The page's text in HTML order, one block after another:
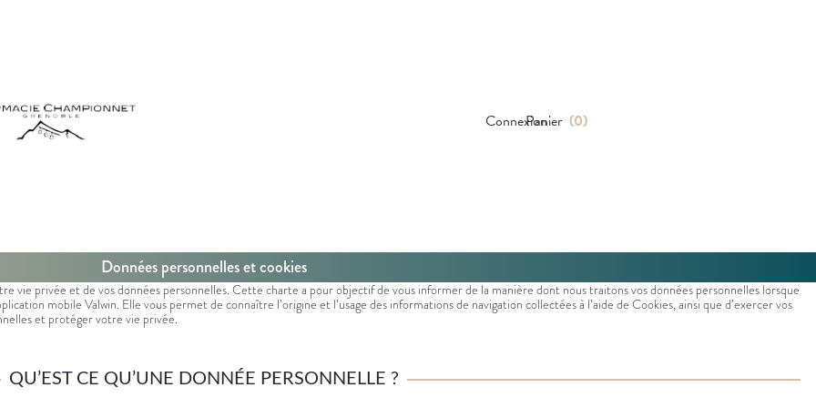
Connexion
Panier (0)
Données personnelles et cookies
vie privée et de vos données personnelles. Cette charte a pour objectif de vous informer de la manière dont nous traitons vos données personnelles lorsque
mobile Valwin. Elle vous permet de connaître l’origine et l’usage des informations de navigation collectées à l’aide de Cookies, ainsi que d’exercer vos
et protéger votre vie privée.
QU’EST CE QU’UNE DONNÉE PERSONNELLE ?